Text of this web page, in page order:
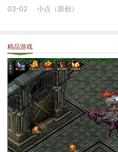
03-02
小点（原创）
精品游戏